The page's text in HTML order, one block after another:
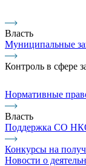
Власть
Муниципальные
Контроль в сфере
Нормативные
Власть
Поддержка СО
Конкурсы на
Новости о